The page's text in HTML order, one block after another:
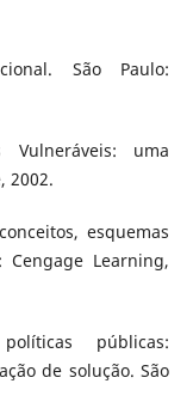
São Paulo:
Vulneráveis: uma
2002.
esquemas
Cengage Learning,
públicas:
de solução. São